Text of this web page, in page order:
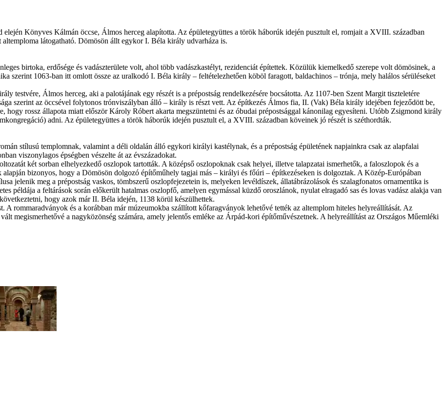
elején Könyves Kálmán öccse, Álmos herceg alapította. Az épületegyüttes a török háborúk idején pusztult el, romjait a XVIII. században
látogatható. Dömösön állt egykor I. Béla király udvarháza is.
birtoka, erdősége és vadászterülete volt, ahol több vadászkastélyt, rezidenciát építettek. Közülük kiemelkedő szerepe volt dömösinek, a
szerint 1063-ban itt omlott össze az uralkodó I. Béla király – feltételezhetően köböl faragott, baldachinos – trónja, mely halálos sérüléseket
testvére, Álmos herceg, aki a palotájának egy részét is a prépostság rendelkezésére bocsátotta. Az 1107-ben Szent Margit tiszteletére
szerint az öccsével folytonos trónviszályban álló – király is részt vett. Az építkezés Álmos fia, II. (Vak) Béla király idejében fejeződött be,
hogy rossz állapota miatt először Károly Róbert akarta megszüntetni és az óbudai prépostsággal kánonilag egyesíteni. Utóbb Zsigmond király
adni. Az épületegyüttes a török háborúk idején pusztult el, a XVIII. században köveinek jó részét is széthordták.
stílusú templomnak, valamint a déli oldalán álló egykori királyi kastélynak, és a prépostság épületének napjainkra csak az alapfalai
viszonylagos épségben vészelte át az évszázadokat.
két sorban elhelyezkedő oszlopok tartották. A középső oszlopoknak csak helyei, illetve talapzatai ismerhetők, a faloszlopok és a
bizonyos, hogy a Dömösön dolgozó építőműhely tagjai más – királyi és főúri – építkezéseken is dolgoztak. A Közép-Európában
jelenik meg a prépostság vaskos, tömbszerű oszlopfejezetein is, melyeken levéldíszek, állatábrázolások és szalagfonatos ornamentika is
példája a feltárások során előkerült hatalmas oszlopfő, amelyen egymással küzdő oroszlánok, nyulat elragadó sas és lovas vadász alakja van
hogy azok már II. Béla idején, 1138 körül készülhettek.
A rommaradványok és a korábban már múzeumokba szállított kőfaragványok lehetővé tették az altemplom hiteles helyreállítását. Az
megismerhetővé a nagyközönség számára, amely jelentős emléke az Árpád-kori építőművészetnek. A helyreállítást az Országos Műemléki